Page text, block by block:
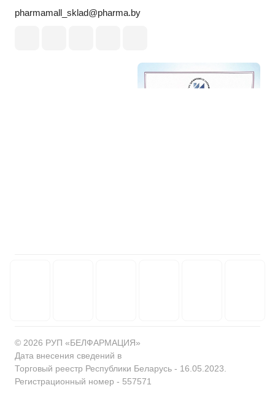
pharmamall_sklad@pharma.by
© 2026 РУП «БЕЛФАРМАЦИЯ»
Дата внесения сведений в
Торговый реестр Республики Беларусь - 16.05.2023.
Регистрационный номер - 557571